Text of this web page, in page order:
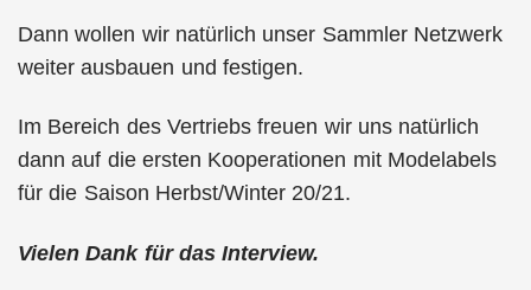
Dann wollen wir natürlich unser Sammler Netzwerk
weiter ausbauen und festigen.
Im Bereich des Vertriebs freuen wir uns natürlich
dann auf die ersten Kooperationen mit Modelabels
für die Saison Herbst/Winter 20/21.
Vielen Dank für das Interview.